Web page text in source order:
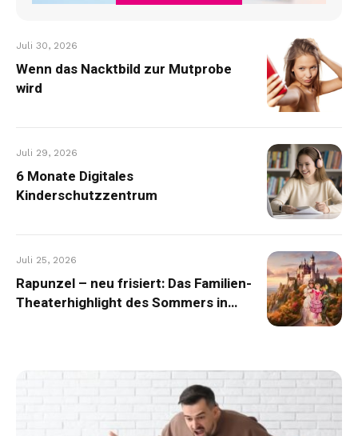
Juli 30, 2026
Wenn das Nacktbild zur Mutprobe
wird
Juli 29, 2026
6 Monate Digitales
Kinderschutzzentrum
Juli 25, 2026
Rapunzel – neu frisiert: Das Familien-
Theaterhighlight des Sommers in